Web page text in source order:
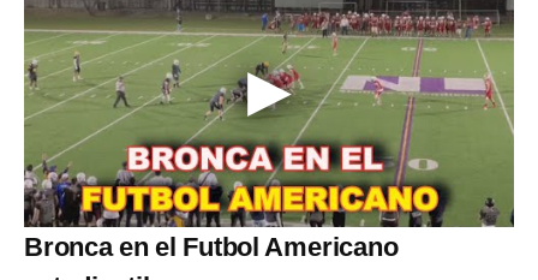
Bronca en el Futbol Americano